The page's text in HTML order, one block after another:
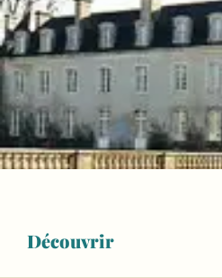
Découvrir